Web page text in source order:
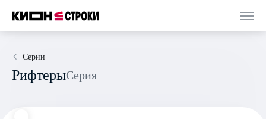
Серии
Рифтеры Серия